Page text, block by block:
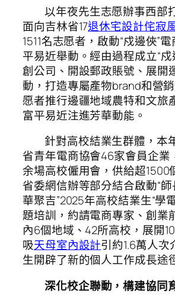
以年夜先生志愿辦事西部
面向吉林省17退休宅設計侘寂
1511名志愿者，啟動“戍邊俠”
平易近舉動。經由過程成立“戍
創公司、開設郵政賬號、展開
動，打造專屬產物brand和營
愿者推行邊疆地域農特和文旅
富平易近注進芳華動能。
針對高校結業生群體，本
省青年電商協會46家會員企業
余場高校僱用會，供給超1500
省委網信辦等部分結合啟動“
華聚吉”2025年高校結業生“學
題培訓，約請電商專家、創業
內6個地域、42所高校，展開
吸天母室內設計引約1.6萬人
生開辟了新的個人工作成長途
深化校企聯動，構建協同